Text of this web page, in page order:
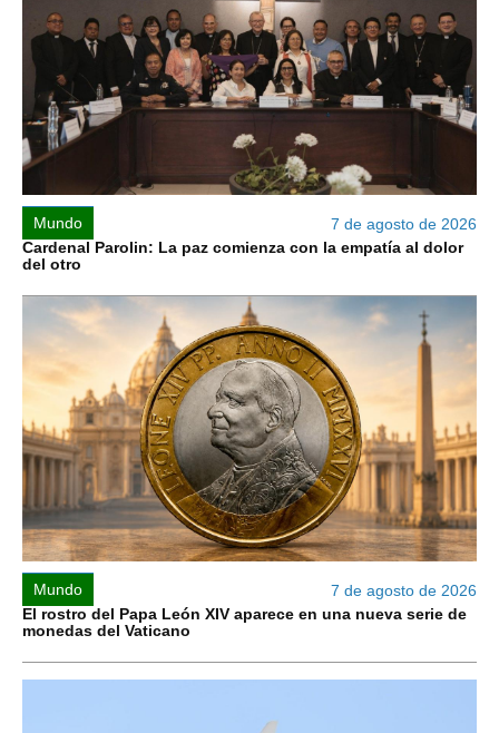
Mundo
7 de agosto de 2026
Cardenal Parolin: La paz comienza con la empatía al dolor
del otro
Mundo
7 de agosto de 2026
El rostro del Papa León XIV aparece en una nueva serie de
monedas del Vaticano